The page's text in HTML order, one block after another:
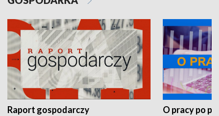
Raport gospodarczy O pracy po